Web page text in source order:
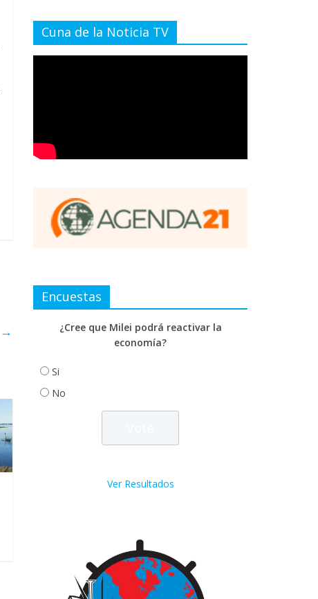
→
Cuna de la Noticia TV
Encuestas
¿Cree que Milei podrá reactivar la
economía?
Si
No
Ver Resultados